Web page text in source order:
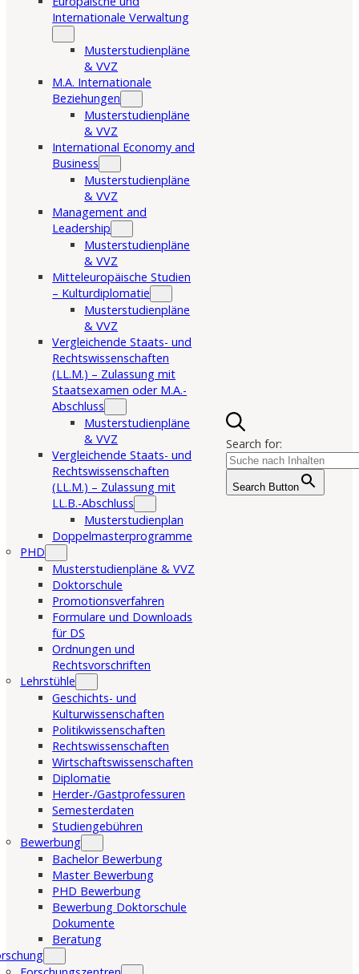
Internationale Verwaltung
Musterstudienpläne
& VVZ
M.A. Internationale
Beziehungen
Musterstudienpläne
& VVZ
International Economy and
Business
Musterstudienpläne
& VVZ
Management and
Leadership
Musterstudienpläne
& VVZ
Mitteleuropäische Studien
– Kulturdiplomatie
Musterstudienpläne
& VVZ
Vergleichende Staats- und
Rechtswissenschaften
(LL.M.) – Zulassung mit
Staatsexamen oder M.A.-
Abschluss
Musterstudienpläne
& VVZ
Vergleichende Staats- und
Rechtswissenschaften
(LL.M.) – Zulassung mit
LL.B.-Abschluss
Musterstudienplan
Doppelmasterprogramme
PHD
Musterstudienpläne & VVZ
Doktorschule
Promotionsverfahren
Formulare und Downloads
für DS
Ordnungen und
Rechtsvorschriften
Lehrstühle
Geschichts- und
Kulturwissenschaften
Politikwissenschaften
Rechtswissenschaften
Wirtschaftswissenschaften
Diplomatie
Herder-/Gastprofessuren
Semesterdaten
Studiengebühren
Bewerbung
Bachelor Bewerbung
Master Bewerbung
PHD Bewerbung
Bewerbung Doktorschule
Dokumente
Beratung
Search for:
Search Button